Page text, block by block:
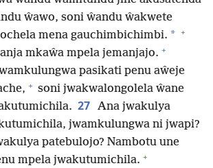
ŵawo, soni ŵandu ŵakwete
mena gauchimbichimbi. * +
mkaŵa mpela jemanjajo. +
pasikati penu aŵeje
+ soni jwakwalongolela ŵane
27 Ana jwakulya
jwamkulungwa ni jwapi?
patebulojo? Nambotu une
mpela jwakutumichila. +